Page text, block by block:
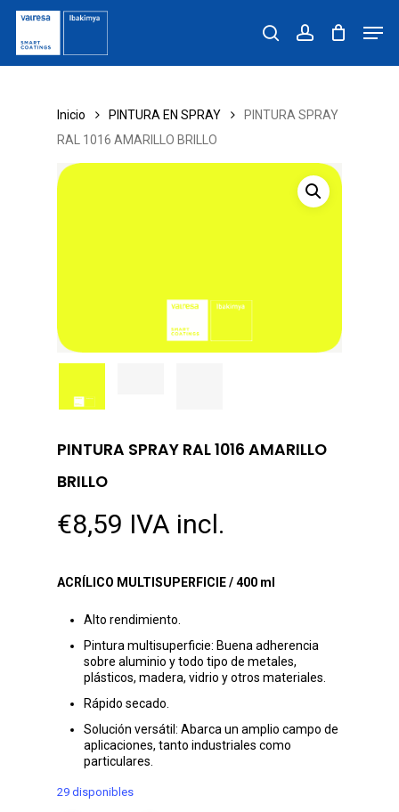
Skip
main
content
searchaccount
Inicio PINTURA EN SPRAY
PINTURA SPRAY
RAL 1016 AMARILLO BRILLO
PINTURA SPRAY RAL 1016 AMARILLO
BRILLO
€8,59 IVA incl.
ACRÍLICO MULTISUPERFICIE / 400 ml
Alto rendimiento.
Pintura multisuperficie: Buena adherencia
sobre aluminio y todo tipo de metales,
plásticos, madera, vidrio y otros materiales.
Rápido secado.
Solución versátil: Abarca un amplio campo de
aplicaciones, tanto industriales como
particulares.
29 disponibles